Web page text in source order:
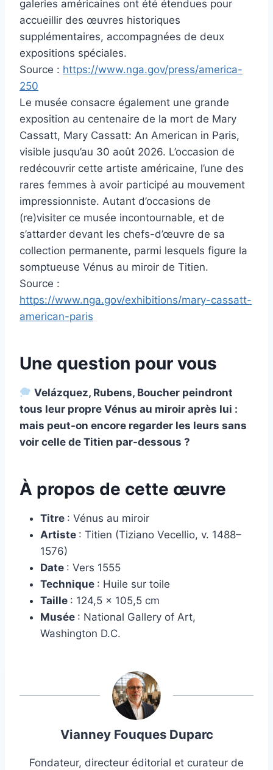
galeries américaines ont été étendues pour
accueillir des œuvres historiques
supplémentaires, accompagnées de deux
expositions spéciales.
Source : https://www.nga.gov/press/america-
250
Le musée consacre également une grande
exposition au centenaire de la mort de Mary
Cassatt, Mary Cassatt: An American in Paris,
visible jusqu’au 30 août 2026. L’occasion de
redécouvrir cette artiste américaine, l’une des
rares femmes à avoir participé au mouvement
impressionniste. Autant d’occasions de
(re)visiter ce musée incontournable, et de
s’attarder devant les chefs-d’œuvre de sa
collection permanente, parmi lesquels figure la
somptueuse Vénus au miroir de Titien.
Source :
https://www.nga.gov/exhibitions/mary-cassatt-
american-paris
Une question pour vous
Velázquez, Rubens, Boucher peindront
tous leur propre Vénus au miroir après lui :
mais peut-on encore regarder les leurs sans
voir celle de Titien par-dessous ?
À propos de cette œuvre
Titre : Vénus au miroir
Artiste : Titien (Tiziano Vecellio, v. 1488–
1576)
Date : Vers 1555
Technique : Huile sur toile
Taille : 124,5 × 105,5 cm
Musée : National Gallery of Art,
Washington D.C.
Vianney Fouques Duparc
Fondateur, directeur éditorial et curateur de